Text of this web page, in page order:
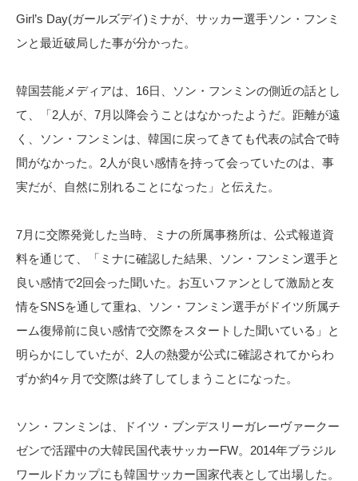
Girl’s Day(ガールズデイ)ミナが、サッカー選手ソン・フンミ
ンと最近破局した事が分かった。
韓国芸能メディアは、16日、ソン・フンミンの側近の話とし
て、「2人が、7月以降会うことはなかったようだ。距離が遠
く、ソン・フンミンは、韓国に戻ってきても代表の試合で時
間がなかった。2人が良い感情を持って会っていたのは、事
実だが、自然に別れることになった」と伝えた。
7月に交際発覚した当時、ミナの所属事務所は、公式報道資
料を通じて、「ミナに確認した結果、ソン・フンミン選手と
良い感情で2回会った聞いた。お互いファンとして激励と友
情をSNSを通して重ね、ソン・フンミン選手がドイツ所属チ
ーム復帰前に良い感情で交際をスタートした聞いている」と
明らかにしていたが、2人の熱愛が公式に確認されてからわ
ずか約4ヶ月で交際は終了してしまうことになった。
ソン・フンミンは、ドイツ・ブンデスリーガレーヴァークー
ゼンで活躍中の大韓民国代表サッカーFW。2014年ブラジル
ワールドカップにも韓国サッカー国家代表として出場した。